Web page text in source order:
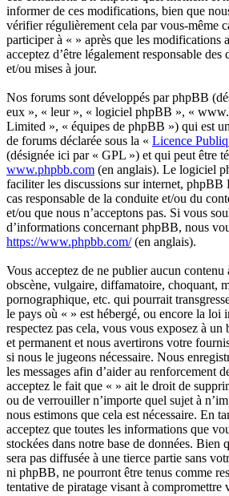
informer de ces modifications, bien que
vérifier régulièrement cela par vous-même
participer à « » après que les modifications
acceptez d’être légalement responsable
et/ou mises à jour.
Nos forums sont développés par phpBB
eux », « leur », « logiciel phpBB », «
Limited », « équipes de phpBB ») qui est
de forums déclarée sous la « Licence
(désignée ici par « GPL ») et qui peut être
www.phpbb.com (en anglais). Le logiciel
faciliter les discussions sur internet, phpBB
cas responsable de la conduite et/ou du
et/ou que nous n’acceptons pas. Si vous
d’informations concernant phpBB, nous
https://www.phpbb.com/(en anglais).
Vous acceptez de ne publier aucun contenu
obscène, vulgaire, diffamatoire, choquant,
pornographique, etc. qui pourrait
le pays où « » est hébergé, ou encore la loi
respectez pas cela, vous vous exposez à un
et permanent et nous avertirons votre
si nous le jugeons nécessaire. Nous
les messages afin d’aider au renforcement
acceptez le fait que « » ait le droit de
ou de verrouiller n’importe quel sujet à
nous estimons que cela est nécessaire. En
acceptez que toutes les informations que
stockées dans notre base de données. Bien
sera pas diffusée à une tierce partie sans
ni phpBB, ne pourront être tenus comme
tentative de piratage visant à compromettre